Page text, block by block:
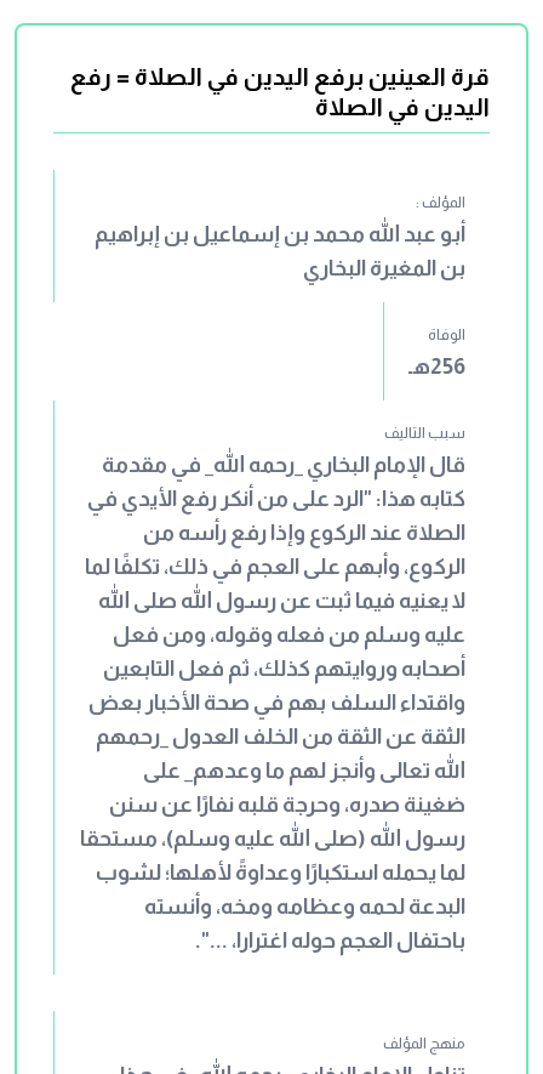
تدور في موضوعاتها بين الزهد والرقائق
والآداب والفضائل، وقد مال المؤلف وبعض
أفضل وقعًا، وأكثر نفعًا.
قرة العينين برفع اليدين في الصلاة = رفع
اليدين في الصلاة
المؤلف :
أبو عبد الله محمد بن إسماعيل بن إبراهيم
بن المغيرة البخاري
الوفاة
256هـ
سبب التاليف
قال الإمام البخاري _رحمه الله_ في مقدمة
كتابه هذا: "الرد على من أنكر رفع الأيدي في
الصلاة عند الركوع وإذا رفع رأسه من
الركوع، وأبهم على العجم في ذلك، تكلفًا لما
لا يعنيه فيما ثبت عن رسول الله صلى الله
عليه وسلم من فعله وقوله، ومن فعل
أصحابه وروايتهم كذلك، ثم فعل التابعين
واقتداء السلف بهم في صحة الأخبار بعض
الثقة عن الثقة من الخلف العدول _رحمهم
الله تعالى وأنجز لهم ما وعدهم_ على
ضغينة صدره، وحرجة قلبه نفارًا عن سنن
رسول الله (صلى الله عليه وسلم)، مستحقا
لما يحمله استكبارًا وعداوةً لأهلها؛ لشوب
البدعة لحمه وعظامه ومخه، وأنسته
باحتفال العجم حوله اغترارا، ...".
منهج المؤلف